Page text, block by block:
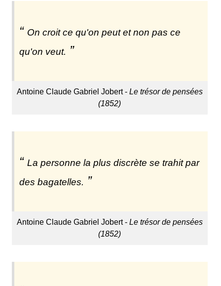
On croit ce qu'on peut et non pas ce
qu'on veut.
Antoine Claude Gabriel Jobert - Le trésor de pensées
(1852)
La personne la plus discrète se trahit par
des bagatelles.
Antoine Claude Gabriel Jobert - Le trésor de pensées
(1852)